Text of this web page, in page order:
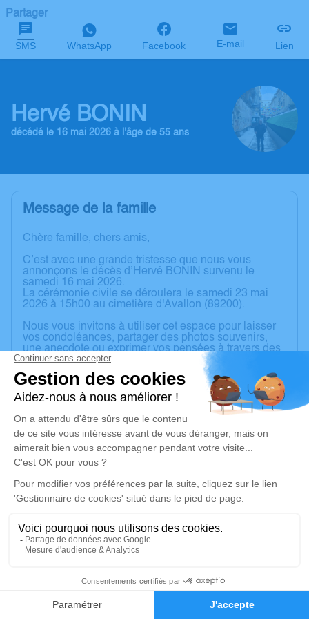
Faire-part Hommages
Partager
SMS WhatsApp Facebook E-mail Lien
Hervé BONIN
décédé le 16 mai 2026 à l'âge de 55 ans
Message de la famille
Chère famille, chers amis,
C’est avec une grande tristesse que nous vous
annonçons le décès d’Hervé BONIN survenu le
samedi 16 mai 2026.
La cérémonie civile se déroulera le samedi 23 mai
2026 à 15h00 au cimetière d'Avallon (89200).
Nous vous invitons à utiliser cet espace pour laisser
vos condoléances, partager des photos souvenirs,
une anecdote ou exprimer vos pensées à travers des
poèmes ou des textes. Cet endroit est un lieu
d'expression dédié à honorer la mémoire d’Hervé
BONIN.
Un service de plantation d’arbre hommage est
disponible ici.
Cérémonie civile
Cimetière d'Avallon
Chemin de Thory
Je rends hommage